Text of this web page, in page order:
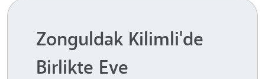
Zonguldak Kilimli'de
Birlikte Eve